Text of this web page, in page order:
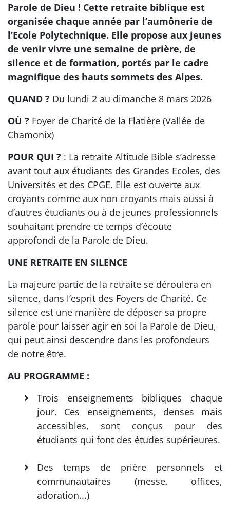
Parole de Dieu ! Cette retraite biblique est
organisée chaque année par l’aumônerie de
l’Ecole Polytechnique. Elle propose aux jeunes
de venir vivre une semaine de prière, de
silence et de formation, portés par le cadre
magnifique des hauts sommets des Alpes.
QUAND ? Du lundi 2 au dimanche 8 mars 2026
OÙ ? Foyer de Charité de la Flatière (Vallée de
Chamonix)
POUR QUI ? : La retraite Altitude Bible s’adresse
avant tout aux étudiants des Grandes Ecoles, des
Universités et des CPGE. Elle est ouverte aux
croyants comme aux non croyants mais aussi à
d’autres étudiants ou à de jeunes professionnels
souhaitant prendre ce temps d’écoute
approfondi de la Parole de Dieu.
UNE RETRAITE EN SILENCE
La majeure partie de la retraite se déroulera en
silence, dans l’esprit des Foyers de Charité. Ce
silence est une manière de déposer sa propre
parole pour laisser agir en soi la Parole de Dieu,
qui peut ainsi descendre dans les profondeurs
de notre être.
AU PROGRAMME :
Trois enseignements bibliques chaque
jour. Ces enseignements, denses mais
accessibles, sont conçus pour des
étudiants qui font des études supérieures.
Des temps de prière personnels et
communautaires (messe, offices,
adoration...)